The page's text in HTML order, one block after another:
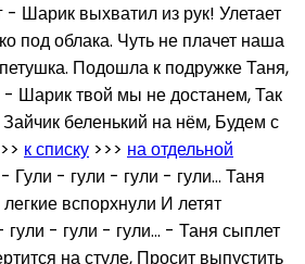
- Шарик выхватил из рук! Улетает
под облака. Чуть не плачет наша
Подошла к подружке Таня,
Шарик твой мы не достанем, Так
беленький на нём, Будем с
к списку >>> на отдельной
Гули - гули - гули - гули… Таня
вспорхнули И летят
гули - гули - гули… - Таня сыплет
на стуле, Просит выпустить